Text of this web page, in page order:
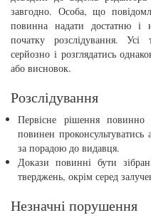
завгодно. Особа, що
повинна надати достатню і
початку розслідування.
серйозно і розглядатись
або висновок.
Розслідування
Первісне рішення
повинен проконсультуватись
за порадою до видавця.
Докази повинні бути
тверджень, окрім серед
Незначні порушення